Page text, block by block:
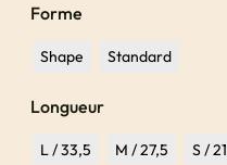
Forme
Shape Standard
Longueur
L / 33,5 M / 27,5 S /